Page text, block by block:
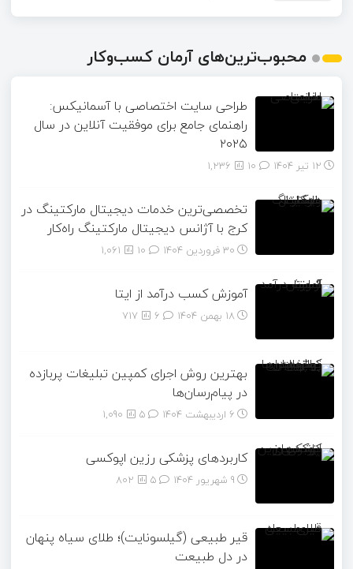
محبوب‌ترین‌های آرمان کسب‌وکار
طراحی سایت اختصاصی با آسمانیکس:
راهنمای جامع برای موفقیت آنلاین در سال
۲۰۲۵
12 تیر 1404 1,236
تخصصی‌ترین خدمات دیجیتال مارکتینگ در
کرج با آژانس دیجیتال مارکتینگ راه‌کار
30 فروردین 1404 1,061
آموزش کسب درآمد از ایتا
18 بهمن 1404 717
بهترین روش اجرای کمپین تبلیغات پربازده
در پیام‌رسان‌ها
6 اردیبهشت 1404 1,090
کاربردهای پزشکی رزین اپوکسی
9 شهریور 1404 802
قیر طبیعی (گیلسونایت)؛ طلای سیاه پنهان
در دل طبیعت